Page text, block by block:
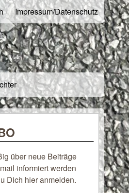
Impressum/Datenschutz
über neue Beiträge
informiert werden
Dich hier anmelden.